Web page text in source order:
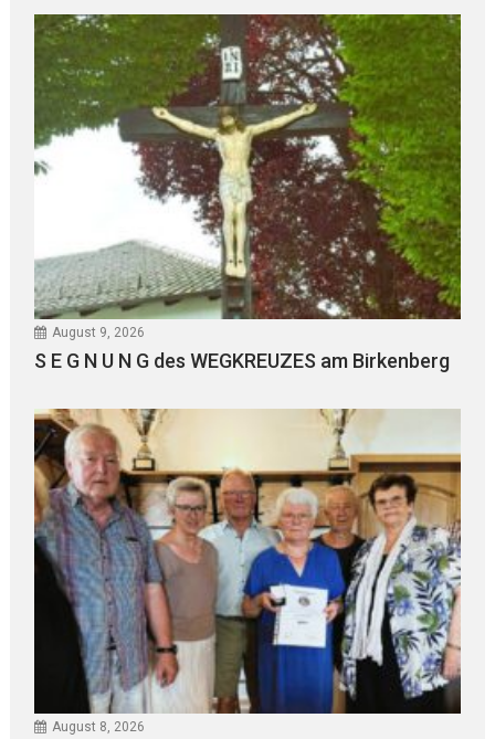
August 9, 2026
S E G N U N G des WEGKREUZES am Birkenberg
August 8, 2026